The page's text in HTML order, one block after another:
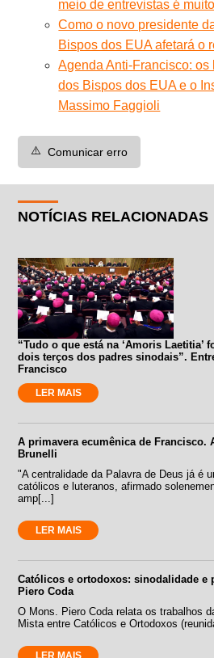
meio de entrevistas é
Como o novo presidente
Bispos dos EUA afetará o
Agenda Anti-Francisco:
dos Bispos dos EUA e o
Massimo Faggioli
⚠️ Comunicar erro
NOTÍCIAS RELACIONADAS
“Tudo o que está na ‘Amoris Laetitia’
dois terços dos padres sinodais”.
Francisco
LER MAIS
A primavera ecumênica de Francisco.
Brunelli
"A centralidade da Palavra de Deus já é
católicos e luteranos, afirmado
amp[...]
LER MAIS
Católicos e ortodoxos: sinodalidade e
Piero Coda
O Mons. Piero Coda relata os trabalhos
Mista entre Católicos e Ortodoxos
LER MAIS